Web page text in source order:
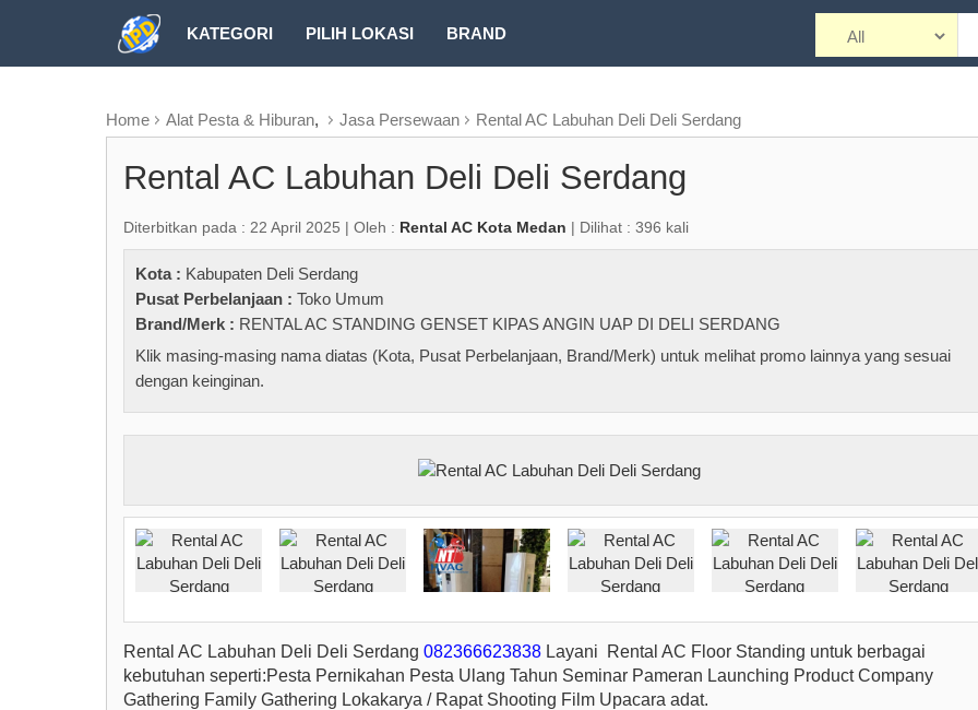
KATEGORI PILIH LOKASI BRAND
Home
Alat Pesta & Hiburan, Jasa Persewaan Rental AC Labuhan Deli Deli Serdang
Rental AC Labuhan Deli Deli Serdang
Diterbitkan pada : 22 April 2025 | Oleh : Rental AC Kota Medan | Dilihat : 396 kali
Kota : Kabupaten Deli Serdang
Pusat Perbelanjaan : Toko Umum
Brand/Merk : RENTAL AC STANDING GENSET KIPAS ANGIN UAP DI DELI SERDANG
Klik masing-masing nama diatas (Kota, Pusat Perbelanjaan, Brand/Merk) untuk melihat promo lainnya yang sesuai
dengan keinginan.
Rental AC Labuhan Deli Deli Serdang 082366623838 Layani Rental AC Floor Standing untuk berbagai
kebutuhan seperti:Pesta Pernikahan Pesta Ulang Tahun Seminar Pameran Launching Product Company
Gathering Family Gathering Lokakarya / Rapat Shooting Film Upacara adat.